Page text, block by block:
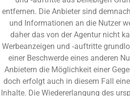
entfernen. Die Anbieter sind
und Informationen an die Nutzer
daher das von der Agentur nicht
Werbeanzeigen und ‑auftritte
einer Beschwerde eines anderen
Anbietern die Möglichkeit einer
doch erfolgt auch in diesem Fall
Inhalte. Die Wiedererlangung des